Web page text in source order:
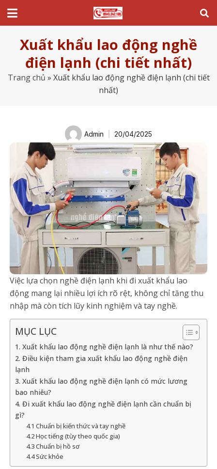
Xuất khẩu lao động nghề
điện lạnh (chi tiết nhất)
Trang chủ » Xuất khẩu lao động nghề điện lạnh (chi tiết
nhất)
Admin 20/04/2025
Việc lựa chọn nghề điện lạnh khi đi xuất khẩu lao
động mang lại nhiều lợi ích rõ rệt, không chỉ tăng thu
nhập mà còn tích lũy kinh nghiệm và tay nghề.
MỤC LỤC
1. Xuất khẩu lao động nghề điện lạnh là như thế nào?
2. Điều kiện tham gia xuất khẩu lao động nghề điện
lạnh
3. Xuất khẩu lao động nghề điện lạnh có mức lương
bao nhiêu?
4. Đi xuất khẩu lao động nghề điện lạnh cần chuẩn bị
gì?
4.1 Chuẩn bị kiến thức và tay nghề
4.2 Học tiếng (tùy theo quốc gia)
4.3 Chuẩn bị hồ sơ
4.4 Sức khỏe